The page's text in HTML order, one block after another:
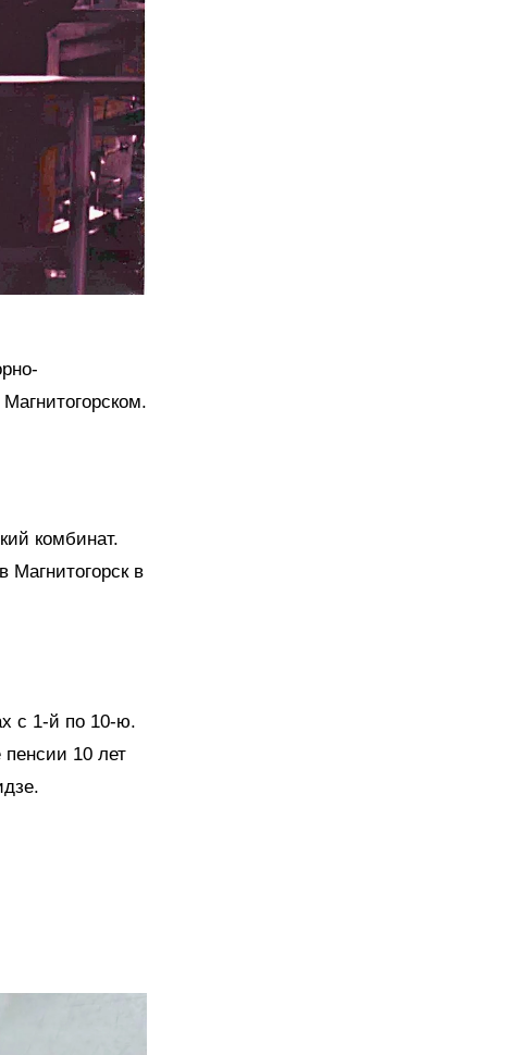
комбинат.
в
с 1-й по 10-ю.
10 лет